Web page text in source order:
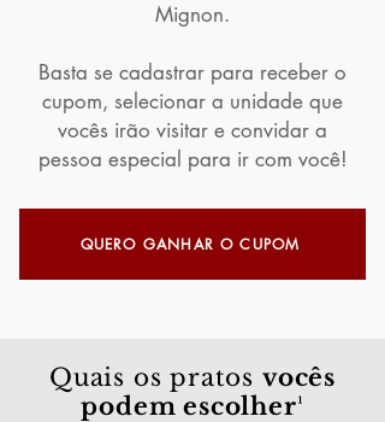
Mignon.
Basta se cadastrar para receber o
cupom, selecionar a unidade que
vocês irão visitar e convidar a
pessoa especial para ir com você!
QUERO GANHAR O CUPOM
Quais os pratos vocês
podem escolher¹